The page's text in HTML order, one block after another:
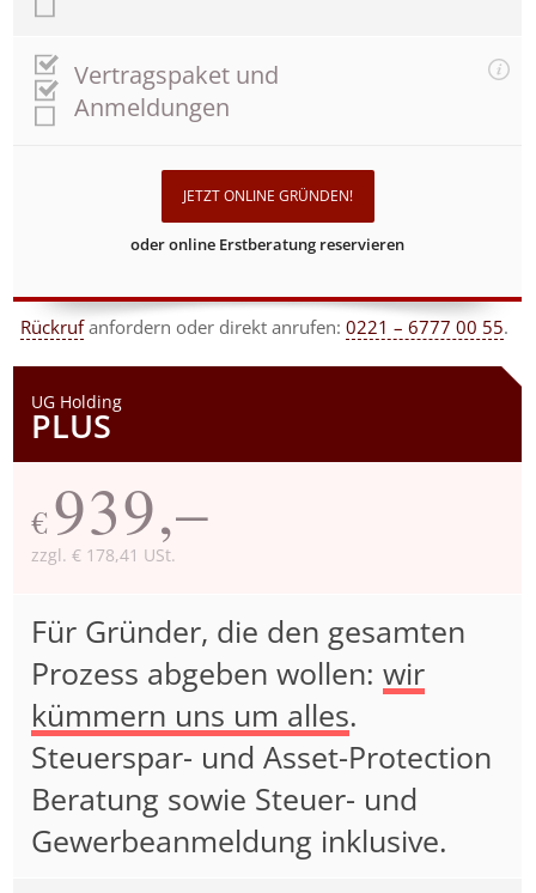
Vertragspaket und
Anmeldungen
JETZT ONLINE GRÜNDEN!
oder online Erstberatung reservieren
Rückrufanfordern oder direkt anrufen:0221 – 6777 00 55.
UG Holding
PLUS
€ 939,–
zzgl. € 178,41 USt.
Für Gründer, die den gesamten
Prozess abgeben wollen:wir
kümmern uns um alles.
Steuerspar- und Asset-Protection
Beratung sowie Steuer- und
Gewerbeanmeldung inklusive.